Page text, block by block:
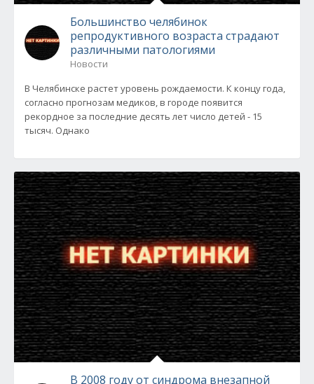
Большинство челябинок
репродуктивного возраста страдают
различными патологиями
Новости
В Челябинске растет уровень рождаемости. К концу года,
согласно прогнозам медиков, в городе появится
рекордное за последние десять лет число детей - 15
тысяч. Однако
В 2008 году от синдрома внезапной